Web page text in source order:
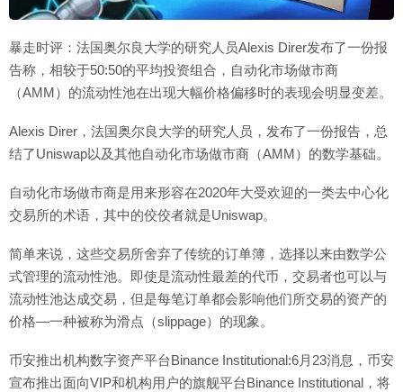
暴走时评：法国奥尔良大学的研究人员Alexis Direr发布了一份报
告称，相较于50:50的平均投资组合，自动化市场做市商
（AMM）的流动性池在出现大幅价格偏移时的表现会明显变差。
Alexis Direr，法国奥尔良大学的研究人员，发布了一份报告，总
结了Uniswap以及其他自动化市场做市商（AMM）的数学基础。
自动化市场做市商是用来形容在2020年大受欢迎的一类去中心化
交易所的术语，其中的佼佼者就是Uniswap。
简单来说，这些交易所舍弃了传统的订单簿，选择以来由数学公
式管理的流动性池。即使是流动性最差的代币，交易者也可以与
流动性池达成交易，但是每笔订单都会影响他们所交易的资产的
价格—一种被称为滑点（slippage）的现象。
币安推出机构数字资产平台Binance Institutional:6月23消息，币安
宣布推出面向VIP和机构用户的旗舰平台Binance Institutional，将